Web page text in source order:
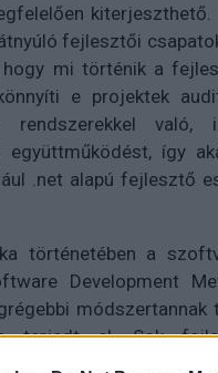
fejlesztői
mi történik a
e projektek
való,
együttműködést, így
.net alapú fejlesztő
történetében a
Development
módszertannak
terjedt el. Sok
ezek használatát a